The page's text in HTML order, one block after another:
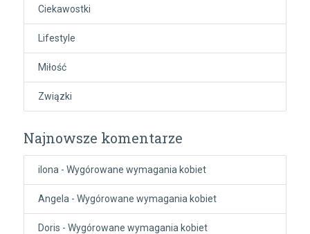
Ciekawostki
Lifestyle
Miłość
Związki
Najnowsze komentarze
ilona - Wygórowane wymagania kobiet
Angela - Wygórowane wymagania kobiet
Doris - Wygórowane wymagania kobiet